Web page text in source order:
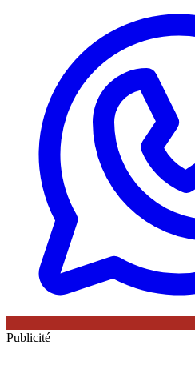
Publicité